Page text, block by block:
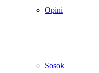
Opini
Sosok